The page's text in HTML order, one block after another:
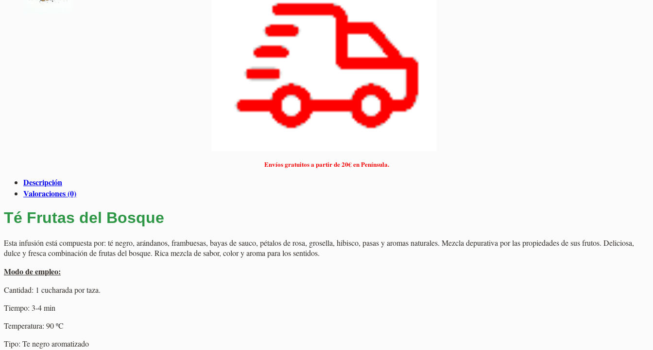
Envíos gratuitos a partir de 20€ en Península.
Descripción
Valoraciones (0)
Té Frutas del Bosque
Esta infusión está compuesta por: té negro, arándanos, frambuesas, bayas de sauco, pétalos de rosa, grosella, hibisco, pasas y aromas naturales. Mezcla depurativa por las propiedades de sus frutos. Deliciosa,
dulce y fresca combinación de frutas del bosque. Rica mezcla de sabor, color y aroma para los sentidos.
Modo de empleo:
Cantidad: 1 cucharada por taza.
Tiempo: 3-4 min
Temperatura: 90 ºC
Tipo: Te negro aromatizado